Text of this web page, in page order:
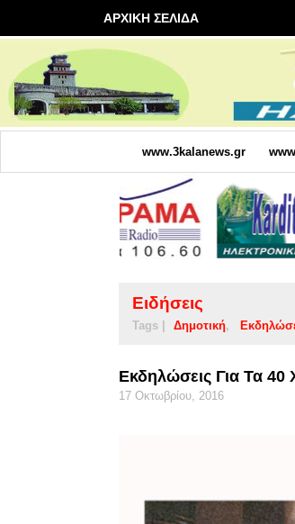
ΑΡΧΙΚΗ ΣΕΛΙΔΑ
www.3kalanews.gr
Ειδήσεις
Tags | Δημοτική
Εκδηλώσεις Για Τα 40
17 Οκτωβρίου, 2016